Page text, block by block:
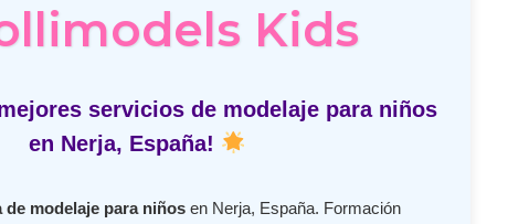
Kids
servicios de modelaje para niños
en Nerja, España!
de modelaje para niñosen Nerja, España. Formación